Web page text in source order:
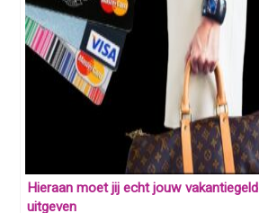
Hieraan moet jij echt jouw vakantiegeld
uitgeven